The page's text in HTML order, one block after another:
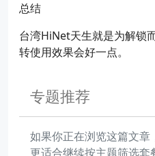
总结
台湾HiNet天生就是为解锁
转使用效果会好一点。
专题推荐
如果你正在浏览这篇文
更适合继续按主题筛选套